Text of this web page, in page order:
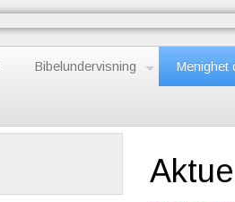
Bibelundervisning Menighet